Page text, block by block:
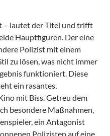
– lautet der Titel und trifft
Hauptfiguren. Der eine
Polizist mit einem
zu lösen, was nicht immer
funktioniert. Diese
ein rasantes,
mit Biss. Getreu dem
besondere Maßnahmen,
ein Antagonist
Polizisten auf eine